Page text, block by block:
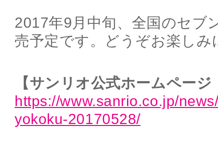
2017年9月中旬、全国のセブ
売予定です。どうぞお楽しみ
【サンリオ公式ホームペー
https://www.sanrio.co.jp/
yokoku-20170528/